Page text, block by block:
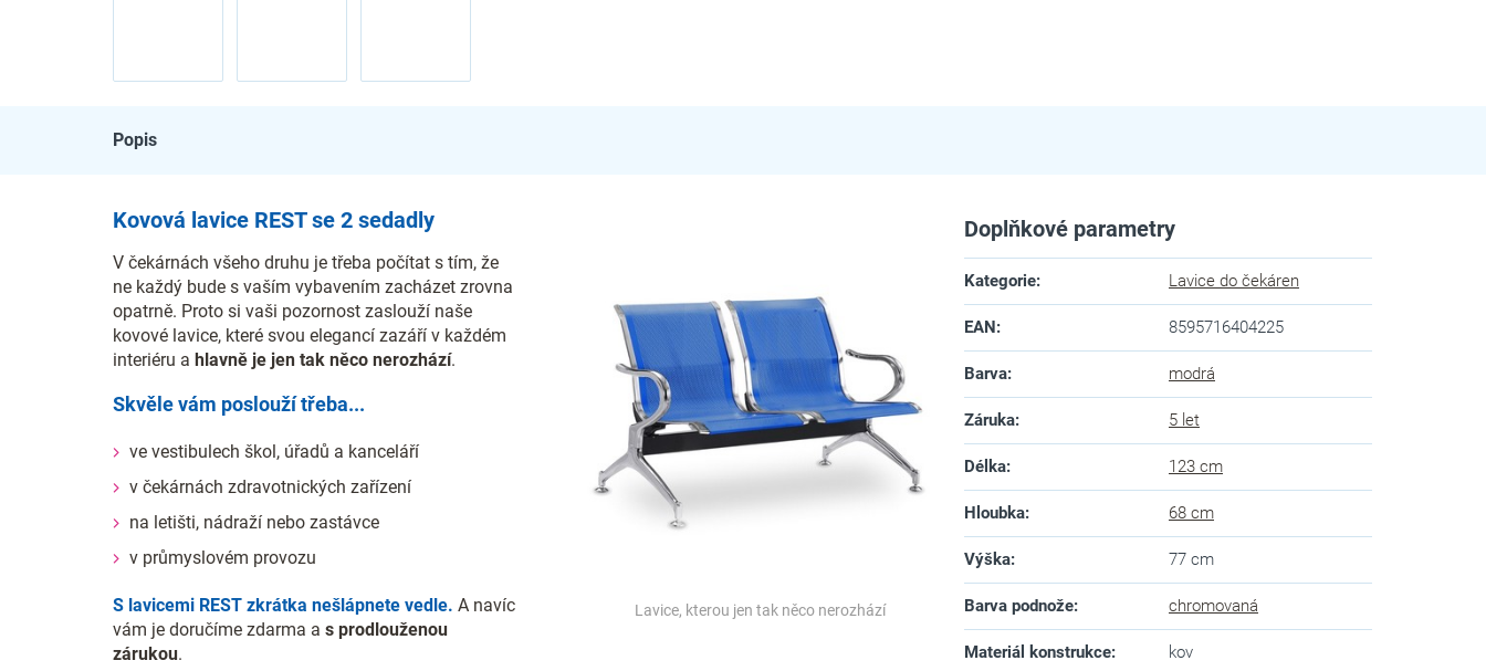
Popis
Kovová lavice REST se 2 sedadly
V čekárnách všeho druhu je třeba počítat s tím, že
ne každý bude s vaším vybavením zacházet zrovna
opatrně. Proto si vaši pozornost zaslouží naše
kovové lavice, které svou elegancí zazáří v každém
interiéru a hlavně je jen tak něco nerozhází.
Skvěle vám poslouží třeba...
ve vestibulech škol, úřadů a kanceláří
v čekárnách zdravotnických zařízení
na letišti, nádraží nebo zastávce
v průmyslovém provozu
S lavicemi REST zkrátka nešlápnete vedle. A navíc
vám je doručíme zdarma a s prodlouženou
zárukou.
Lavice, kterou jen tak něco nerozhází
Doplňkové parametry
Kategorie: Lavice do čekáren
EAN: 8595716404225
Barva: modrá
Záruka: 5 let
Délka: 123 cm
Hloubka: 68 cm
Výška: 77 cm
Barva podnože: chromovaná
Materiál konstrukce: kov